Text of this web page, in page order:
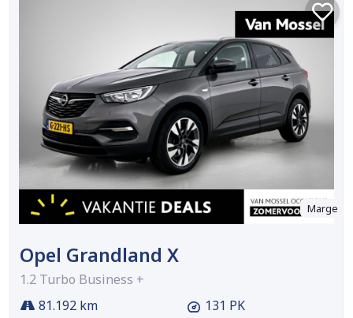
Marge
Opel Grandland X
1.2 Turbo Business +
81.192 km
131 PK